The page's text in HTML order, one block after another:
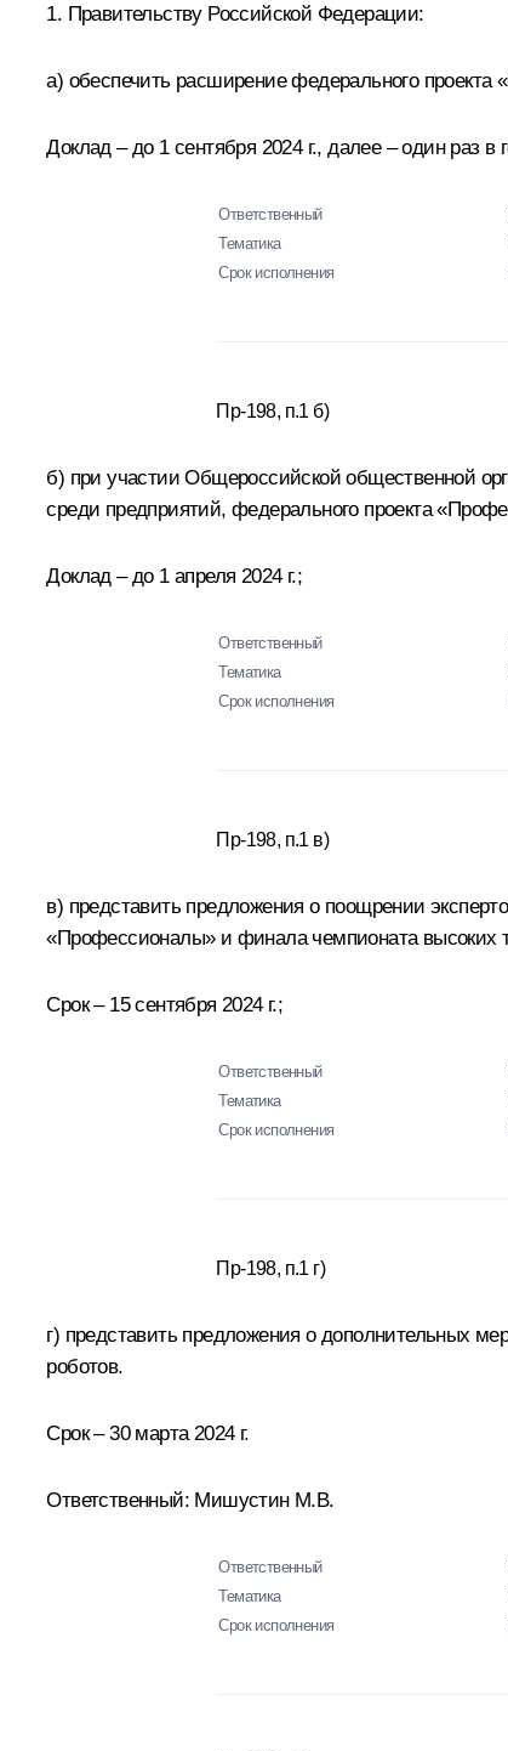
1. Правительству Российской Федерации:
а) обеспечить расширение федерального проекта
Доклад – до 1 сентября 2024 г., далее – один раз в
Ответственный
Тематика
Срок исполнения
Пр-198, п.1 б)
б) при участии Общероссийской общественной
среди предприятий, федерального проекта
Доклад – до 1 апреля 2024 г.;
Ответственный
Тематика
Срок исполнения
Пр-198, п.1 в)
в) представить предложения о поощрении
«Профессионалы» и финала чемпионата высоких
Срок – 15 сентября 2024 г.;
Ответственный
Тематика
Срок исполнения
Пр-198, п.1 г)
г) представить предложения о дополнительных
роботов.
Срок – 30 марта 2024 г.
Ответственный: Мишустин М.В.
Ответственный
Тематика
Срок исполнения